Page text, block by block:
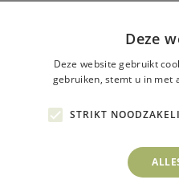
worden, max. 60° C, Bonte
trommeldrogen
Deze
Deze website gebruikt
gebruiken, stemt u in met
STRIKT